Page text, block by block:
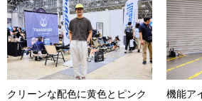
クリーンな配色に黄色とピンク
機能ア